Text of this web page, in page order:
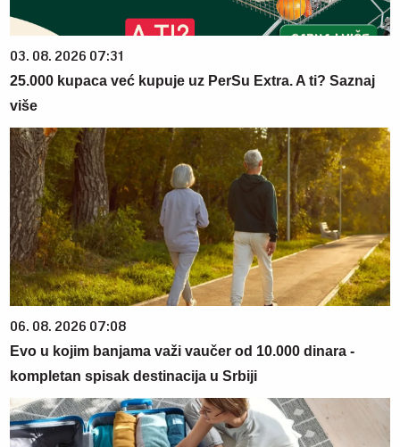
03. 08. 2026 07:31
25.000 kupaca već kupuje uz PerSu Extra. A ti? Saznaj
više
06. 08. 2026 07:08
Evo u kojim banjama važi vaučer od 10.000 dinara -
kompletan spisak destinacija u Srbiji